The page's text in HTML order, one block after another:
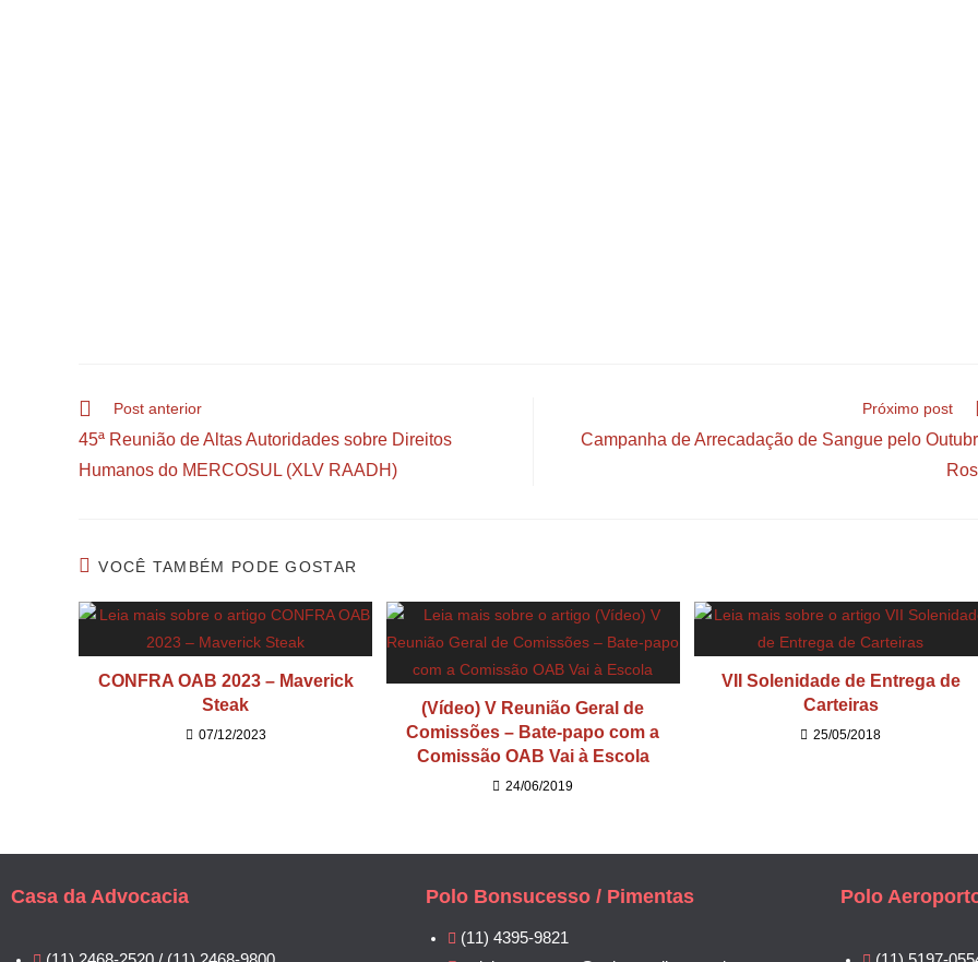
Post anterior
45ª Reunião de Altas Autoridades sobre Direitos
Humanos do MERCOSUL (XLV RAADH)
Próximo post
Campanha de Arrecadação de Sangue pelo
VOCÊ TAMBÉM PODE GOSTAR
CONFRA OAB 2023 – Maverick
Steak
07/12/2023
(Vídeo) V Reunião Geral de
Comissões – Bate-papo com a
Comissão OAB Vai à Escola
24/06/2019
VII Solenidade de Entrega de
Carteiras
25/05/2018
Casa da Advocacia Polo Bonsucesso / Pimentas
(11) 4395-9821
Polo